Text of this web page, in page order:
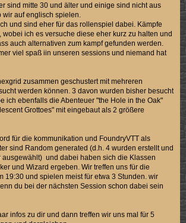
sind mitte 30 und älter und einige sind nicht aus
wir auf englisch spielen.
und sind eher für das rollenspiel dabei. Kämpfe
wobei ich es versuche diese eher kurz zu halten und
auch alternativen zum kampf gefunden werden.
viel spaß iin unseren sessions und niemand hat
zusammen geschustert mit mehreren
werden können. 3 davon wurden bisher besucht
ich ebenfalls die Abenteuer "the Hole in the Oak"
Grottoes" mit eingebaut als 2 größere
für die kommunikation und FoundryVTT als
sind Random generated (d.h. 4 wurden erstellt und
ausgewählt) und dabei haben sich die Klassen
und Wizard ergeben. Wir treffen uns für die
19:30 und spielen meist für etwa 3 Stunden. wir
du bei der nächsten Session schon dabei sein
infos zu dir und dann treffen wir uns mal für 5